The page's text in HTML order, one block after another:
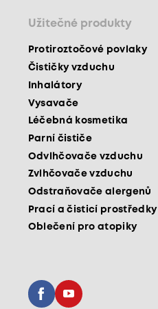
Užitečné produkty
Protiroztočové povlaky
Čističky vzduchu
Inhalátory
Vysavače
Léčebná kosmetika
Parní čističe
Odvlhčovače vzduchu
Zvlhčovače vzduchu
Odstraňovače alergenů
Prací a čisticí prostředky
Oblečení pro atopiky